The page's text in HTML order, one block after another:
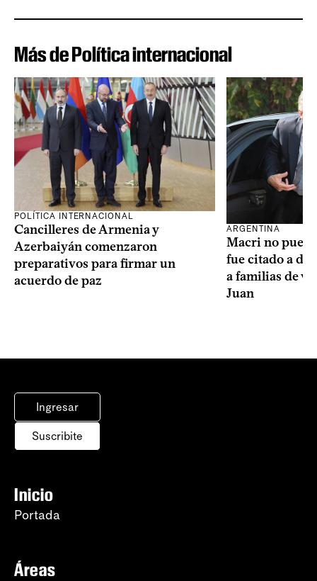
Más de Política internacional
POLÍTICA INTERNACIONAL
Cancilleres de Armenia y
Azerbaiyán comenzaron
preparativos para firmar un
acuerdo de paz
ARGENTINA
Macri no
fue citado a
a familias de
Juan
Ingresar
Suscribite
Inicio
Portada
Áreas